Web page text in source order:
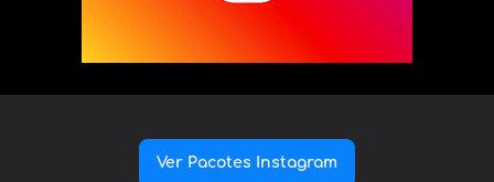
Ver Pacotes Instagram